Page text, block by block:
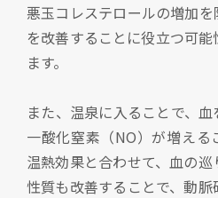
悪玉コレステロールの増加
を改善することに役立つ可
ます。
また、温泉に入ることで、
一酸化窒素（NO）が増える
温熱効果と合わせて、血の
性質も改善することで、動